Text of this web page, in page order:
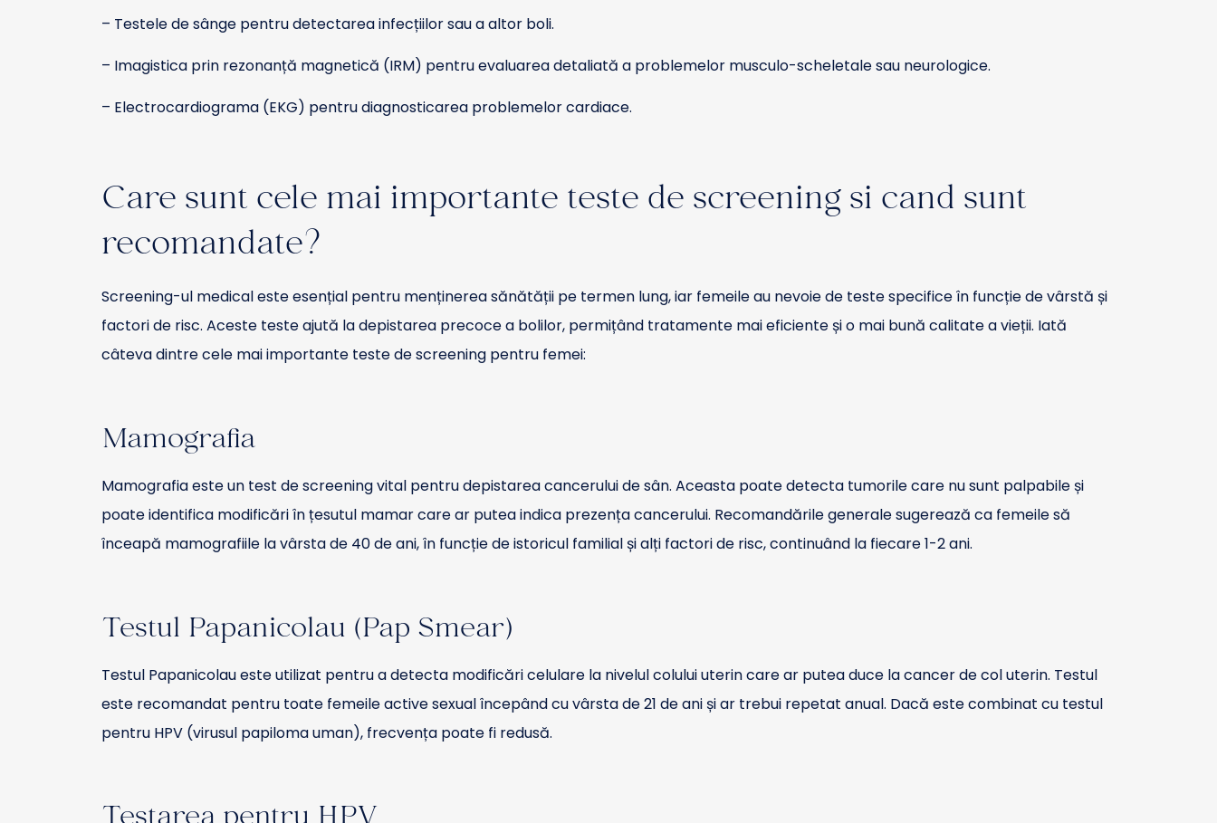
– Testele de sânge pentru detectarea infecțiilor sau a altor boli.
– Imagistica prin rezonanță magnetică (IRM) pentru evaluarea detaliată a problemelor musculo-scheletale sau neurologice.
– Electrocardiograma (EKG) pentru diagnosticarea problemelor cardiace.
Care sunt cele mai importante teste de screening si cand sunt
recomandate?
Screening-ul medical este esențial pentru menținerea sănătății pe termen lung, iar femeile au nevoie de teste specifice în funcție de vârstă și
factori de risc. Aceste teste ajută la depistarea precoce a bolilor, permițând tratamente mai eficiente și o mai bună calitate a vieții. Iată
câteva dintre cele mai importante teste de screening pentru femei:
Mamografia
Mamografia este un test de screening vital pentru depistarea cancerului de sân. Aceasta poate detecta tumorile care nu sunt palpabile și
poate identifica modificări în țesutul mamar care ar putea indica prezența cancerului. Recomandările generale sugerează ca femeile să
înceapă mamografiile la vârsta de 40 de ani, în funcție de istoricul familial și alți factori de risc, continuând la fiecare 1-2 ani.
Testul Papanicolau (Pap Smear)
Testul Papanicolau este utilizat pentru a detecta modificări celulare la nivelul colului uterin care ar putea duce la cancer de col uterin. Testul
este recomandat pentru toate femeile active sexual începând cu vârsta de 21 de ani și ar trebui repetat anual. Dacă este combinat cu testul
pentru HPV (virusul papiloma uman), frecvența poate fi redusă.